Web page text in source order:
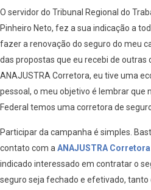
O servidor do Tribunal Regional do
Pinheiro Neto, fez a sua indicação a
fazer a renovação do seguro do meu
das propostas que eu recebi de outras
ANAJUSTRA Corretora, eu tive uma
pessoal, o meu objetivo é lembrar que
Federal temos uma corretora de
Participar da campanha é simples.
contato com aANAJUSTRA Corretora
indicado interessado em contratar o
seguro seja fechado e efetivado,